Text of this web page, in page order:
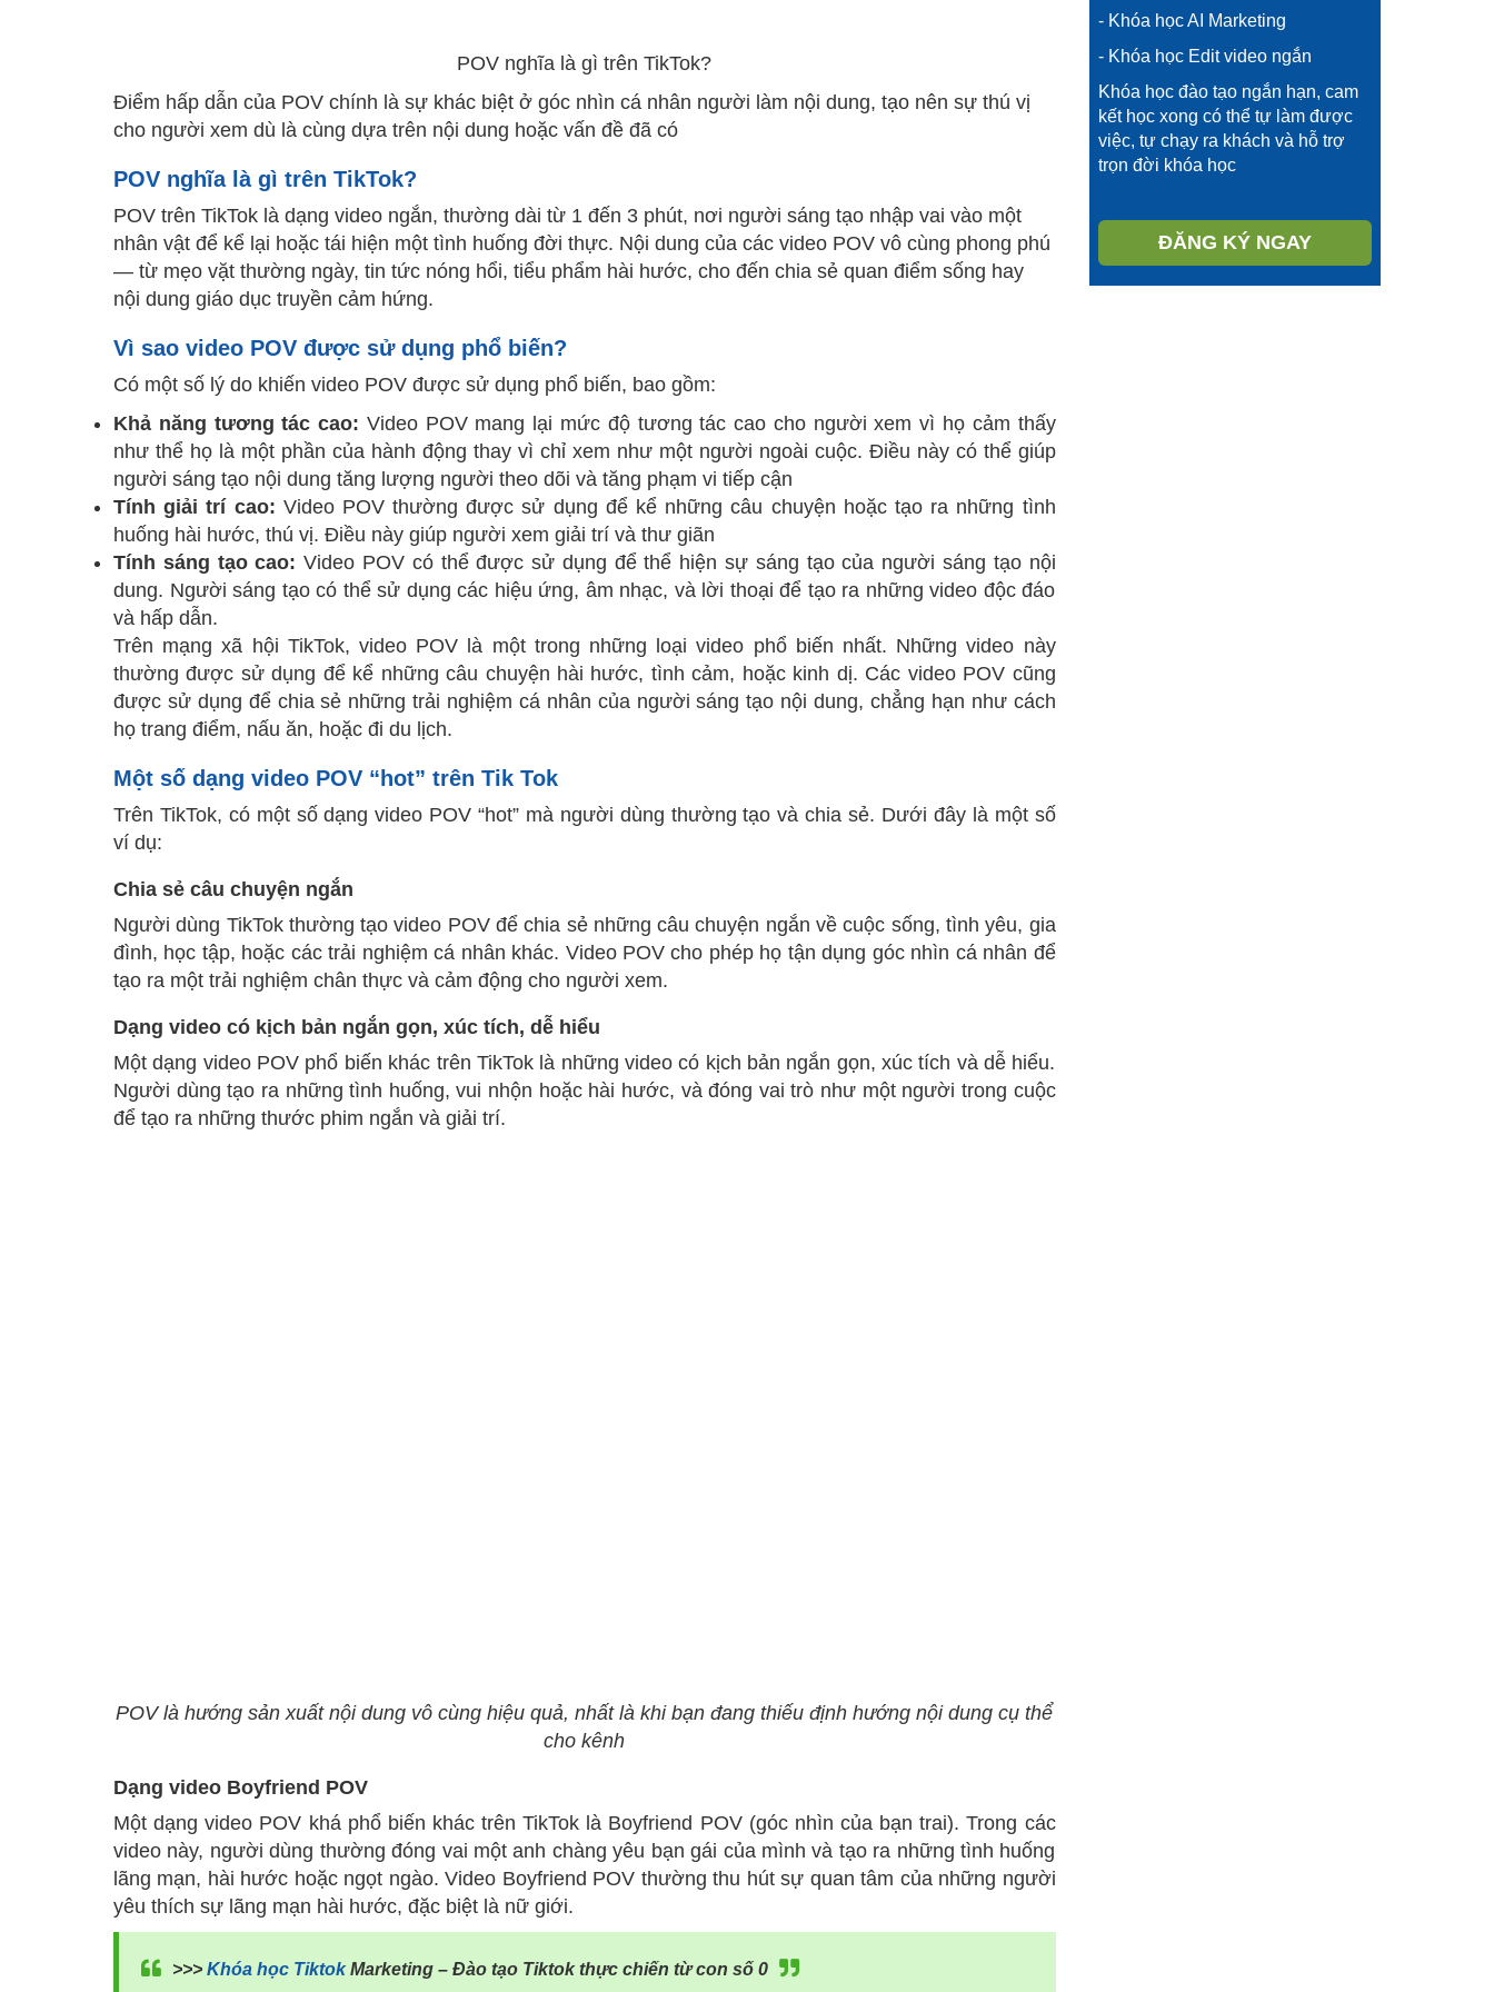
POV nghĩa là gì trên TikTok?
Điểm hấp dẫn của POV chính là sự khác biệt ở góc nhìn cá nhân người làm nội dung, tạo nên sự thú vị
cho người xem dù là cùng dựa trên nội dung hoặc vấn đề đã có
POV nghĩa là gì trên TikTok?
POV trên TikTok là dạng video ngắn, thường dài từ 1 đến 3 phút, nơi người sáng tạo nhập vai vào một
nhân vật để kể lại hoặc tái hiện một tình huống đời thực. Nội dung của các video POV vô cùng phong phú
— từ mẹo vặt thường ngày, tin tức nóng hổi, tiểu phẩm hài hước, cho đến chia sẻ quan điểm sống hay
nội dung giáo dục truyền cảm hứng.
Vì sao video POV được sử dụng phổ biến?
Có một số lý do khiến video POV được sử dụng phổ biến, bao gồm:
Khả năng tương tác cao: Video POV mang lại mức độ tương tác cao cho người xem vì họ cảm thấy
như thể họ là một phần của hành động thay vì chỉ xem như một người ngoài cuộc. Điều này có thể giúp
người sáng tạo nội dung tăng lượng người theo dõi và tăng phạm vi tiếp cận
Tính giải trí cao: Video POV thường được sử dụng để kể những câu chuyện hoặc tạo ra những tình
huống hài hước, thú vị. Điều này giúp người xem giải trí và thư giãn
Tính sáng tạo cao: Video POV có thể được sử dụng để thể hiện sự sáng tạo của người sáng tạo nội
dung. Người sáng tạo có thể sử dụng các hiệu ứng, âm nhạc, và lời thoại để tạo ra những video độc đáo
và hấp dẫn.
Trên mạng xã hội TikTok, video POV là một trong những loại video phổ biến nhất. Những video này
thường được sử dụng để kể những câu chuyện hài hước, tình cảm, hoặc kinh dị. Các video POV cũng
được sử dụng để chia sẻ những trải nghiệm cá nhân của người sáng tạo nội dung, chẳng hạn như cách
họ trang điểm, nấu ăn, hoặc đi du lịch.
Một số dạng video POV “hot” trên Tik Tok
Trên TikTok, có một số dạng video POV “hot” mà người dùng thường tạo và chia sẻ. Dưới đây là một số
ví dụ:
Chia sẻ câu chuyện ngắn
Người dùng TikTok thường tạo video POV để chia sẻ những câu chuyện ngắn về cuộc sống, tình yêu, gia
đình, học tập, hoặc các trải nghiệm cá nhân khác. Video POV cho phép họ tận dụng góc nhìn cá nhân để
tạo ra một trải nghiệm chân thực và cảm động cho người xem.
Dạng video có kịch bản ngắn gọn, xúc tích, dễ hiểu
Một dạng video POV phổ biến khác trên TikTok là những video có kịch bản ngắn gọn, xúc tích và dễ hiểu.
Người dùng tạo ra những tình huống, vui nhộn hoặc hài hước, và đóng vai trò như một người trong cuộc
để tạo ra những thước phim ngắn và giải trí.
POV là hướng sản xuất nội dung vô cùng hiệu quả, nhất là khi bạn đang thiếu định hướng nội dung cụ thể
cho kênh
Dạng video Boyfriend POV
Một dạng video POV khá phổ biến khác trên TikTok là Boyfriend POV (góc nhìn của bạn trai). Trong các
video này, người dùng thường đóng vai một anh chàng yêu bạn gái của mình và tạo ra những tình huống
lãng mạn, hài hước hoặc ngọt ngào. Video Boyfriend POV thường thu hút sự quan tâm của những người
yêu thích sự lãng mạn hài hước, đặc biệt là nữ giới.
>>> Khóa học TiktokMarketing – Đào tạo Tiktok thực chiến từ con số 0
- Khóa học AI Marketing
- Khóa học Edit video ngắn
Khóa học đào tạo ngắn hạn, cam
kết học xong có thể tự làm được
việc, tự chạy ra khách và hỗ trợ
trọn đời khóa học
ĐĂNG KÝ NGAY